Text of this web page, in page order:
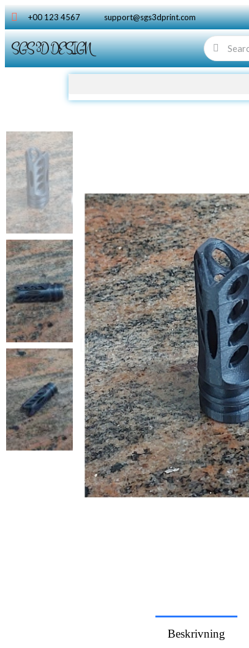
+00 123 4567 support@sgs3dprint.com
SGS 3D DESIGN
Beskrivning